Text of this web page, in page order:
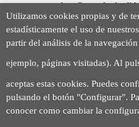
Arç Corredoria
Casp 43,
93
Utilizamos cookies propias y de
estadísticamente el uso de
partir del análisis de la
ejemplo, páginas visitadas). Al
aceptas estas cookies. Puedes
pulsando el botón "Configurar".
conocer como cambiar la